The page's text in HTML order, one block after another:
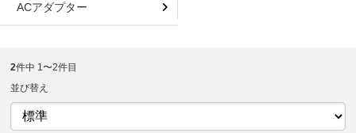
ACアダプター
2件中 1〜2件目
並び替え